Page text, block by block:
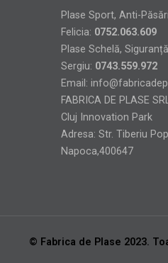
Plase Sport, Anti-
Felicia: 0752.063.609
Plase Schelă, Siguranță
Sergiu: 0743.559.972
Email:
FABRICA DE PLASE
Cluj Innovation Park
Adresa: Str. Tiberiu
Napoca,400647
© Fabrica de Plase 2023.